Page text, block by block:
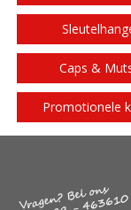
Caps &
Promotionele